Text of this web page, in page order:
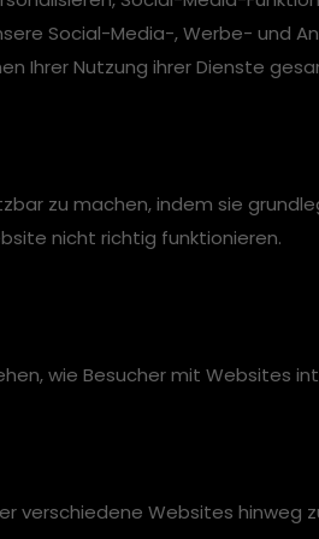
Social-Media-, Werbe- und
Ihrer Nutzung ihrer Dienste
zu machen, indem sie
nicht richtig funktionieren.
wie Besucher mit Websites
verschiedene Websites